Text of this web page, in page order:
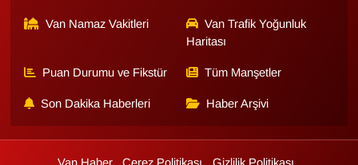
Van Namaz Vakitleri
Van Trafik Yoğunluk
Haritası
Puan Durumu ve Fikstür Tüm Manşetler
Son Dakika Haberleri Haber Arşivi